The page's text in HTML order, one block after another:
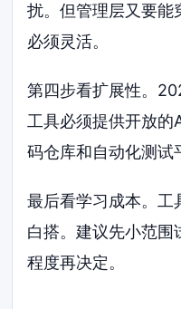
扰。但管理层又要能
必须灵活。
第四步看扩展性。
工具必须提供开放的
码仓库和自动化测试
最后看学习成本。工
白搭。建议先小范围
程度再决定。